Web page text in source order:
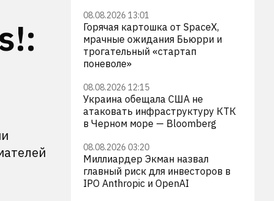
08.08.2026 13:01
Горячая картошка от SpaceX,
мрачные ожидания Бьюрри и
трогательный «стартап
поневоле»
08.08.2026 12:15
Украина обещала США не
атаковать инфраструктуру КТК
в Черном море — Bloomberg
08.08.2026 03:20
Миллиардер Экман назвал
главный риск для инвесторов в
IPO Anthropic и OpenAI